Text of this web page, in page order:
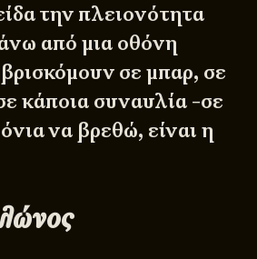
την πλειονότητα
από μια οθόνη
σε μπαρ, σε
κάποια συναυλία -σε
να βρεθώ, είναι η